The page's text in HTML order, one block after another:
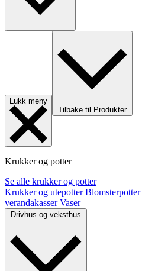
Lukk meny
Tilbake til Produkter
Krukker og potter
Se alle krukker og potter
Krukker og utepotterBlomsterpotter
verandakasserVaser